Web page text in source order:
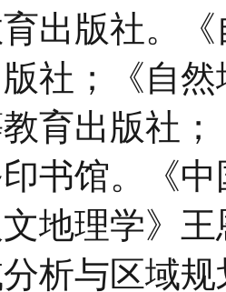
出版社。
社；《自
育出版社
书馆。《
地理学》
析与区域